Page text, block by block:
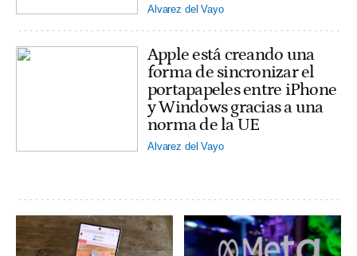
Alvarez del Vayo
Apple está creando una
forma de sincronizar el
portapapeles entre iPhone
y Windows gracias a una
norma de la UE
Alvarez del Vayo